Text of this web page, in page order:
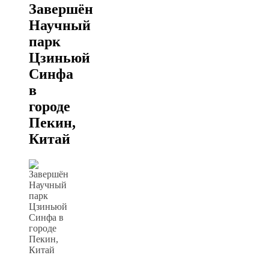
Завершён
Научный
парк
Цзиньюй
Синфа
в
городе
Пекин,
Китай